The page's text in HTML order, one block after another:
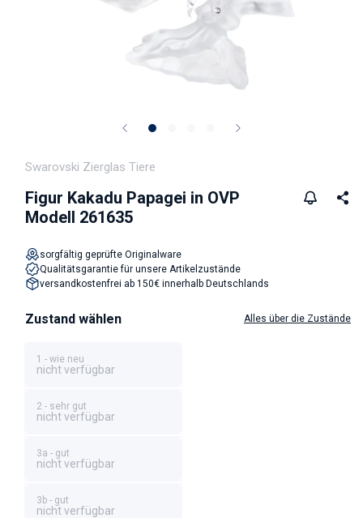
Swarovski Zierglas Tiere
Figur Kakadu Papagei in OVP
Modell 261635
sorgfältig geprüfte Originalware
Qualitätsgarantie für unsere Artikelzustände
versandkostenfrei ab 150€ innerhalb Deutschlands
Zustand wählen Alles über die Zustände
1 - wie neu
nicht verfügbar
2 - sehr gut
nicht verfügbar
3a - gut
nicht verfügbar
3b - gut
nicht verfügbar